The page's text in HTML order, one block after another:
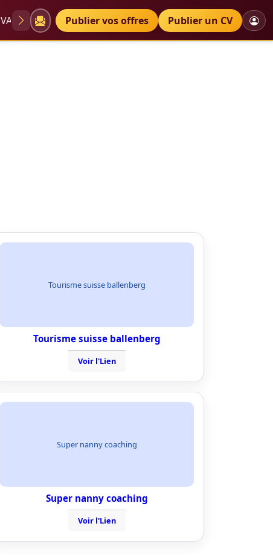
VAE Diplômes Petites annonces
Publier vos offres Publier un CV
Tourisme suisse ballenberg
Tourisme suisse ballenberg
Voir l'Lien
Super nanny coaching
Super nanny coaching
Voir l'Lien